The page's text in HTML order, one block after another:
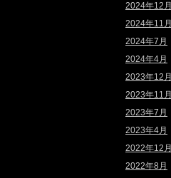
2024年12月
2024年11月
2024年7月
2024年4月
2023年12月
2023年11月
2023年7月
2023年4月
2022年12月
2022年8月